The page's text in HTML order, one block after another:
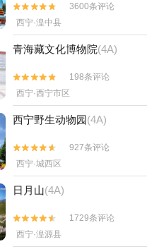


3600条评论
西宁·湟中县
青海藏文化博物院(4A)


198条评论
西宁·西宁市区
西宁野生动物园(4A)


927条评论
西宁·城西区
日月山(4A)


1729条评论
西宁·湟源县